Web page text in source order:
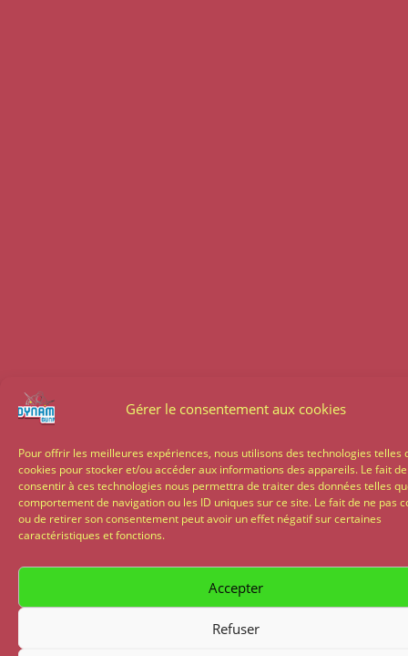
Gérer le consentement aux cookies
Pour offrir les meilleures expériences, nous utilisons des technologies telles
cookies pour stocker et/ou accéder aux informations des appareils. Le fait de
consentir à ces technologies nous permettra de traiter des données telles
comportement de navigation ou les ID uniques sur ce site. Le fait de ne pas
ou de retirer son consentement peut avoir un effet négatif sur certaines
caractéristiques et fonctions.
Accepter
Refuser